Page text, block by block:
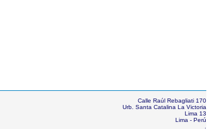
Calle Raúl Rebagliati 170
Urb. Santa Catalina La Victoria
Lima 13
Lima - Perú